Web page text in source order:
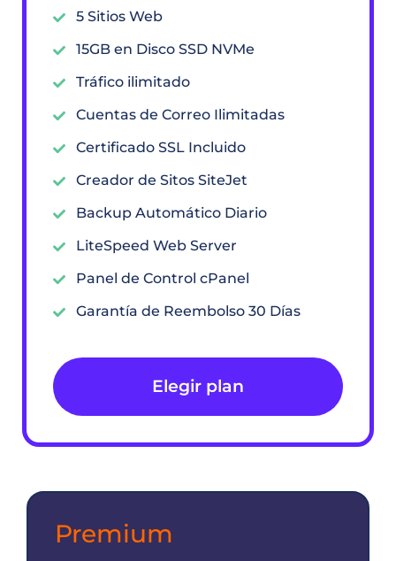
5 Sitios Web
15GB en Disco SSD NVMe
Tráfico ilimitado
Cuentas de Correo Ilimitadas
Certificado SSL Incluido
Creador de Sitos SiteJet
Backup Automático Diario
LiteSpeed Web Server
Panel de Control cPanel
Garantía de Reembolso 30 Días
Elegir plan
Premium